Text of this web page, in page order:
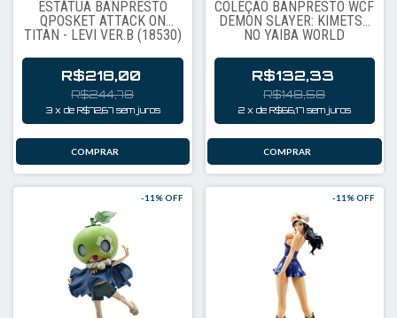
ESTÁTUA BANPRESTO
QPOSKET ATTACK ON
TITAN - LEVI VER.B (18530)
R$218,00
R$244,78
3 x de R$72,67 sem juros
COLEÇÃO BANPRESTO WCF
DEMON SLAYER: KIMETSU
NO YAIBA WORLD
VOL.7
R$132,33
R$148,58
2 x de R$66,17 sem juros
-11 % OFF -11 % OFF